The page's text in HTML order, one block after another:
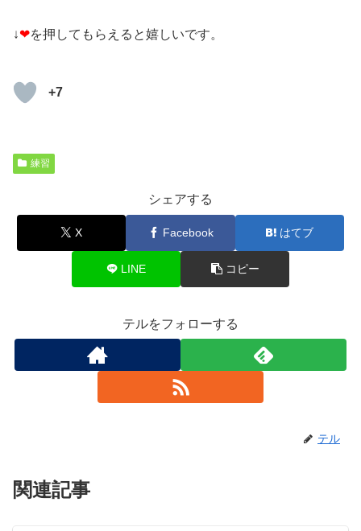
↓❤を押してもらえると嬉しいです。
+7
練習
シェアする
X Facebook はてブ
LINE コピー
テルをフォローする
テル
関連記事